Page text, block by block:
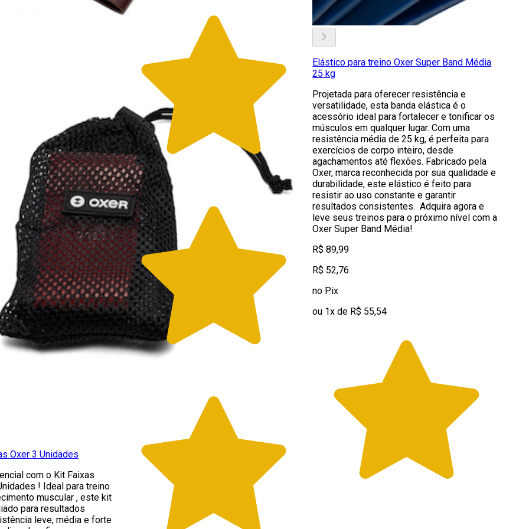
Oxer 3 Unidades
com o Kit Faixas
! Ideal para treino
muscular , este kit
para resultados
leve, média e forte
Elástico para treino Oxer Super Band Média
25 kg
Projetada para oferecer resistência e
versatilidade, esta banda elástica é o
acessório ideal para fortalecer e tonificar os
músculos em qualquer lugar. Com uma
resistência média de 25 kg, é perfeita para
exercícios de corpo inteiro, desde
agachamentos até flexões. Fabricado pela
Oxer, marca reconhecida por sua qualidade e
durabilidade, este elástico é feito para
resistir ao uso constante e garantir
resultados consistentes. Adquira agora e
leve seus treinos para o próximo nível com a
Oxer Super Band Média!
R$ 89,99
R$ 52,76
no Pix
ou 1x de R$ 55,54